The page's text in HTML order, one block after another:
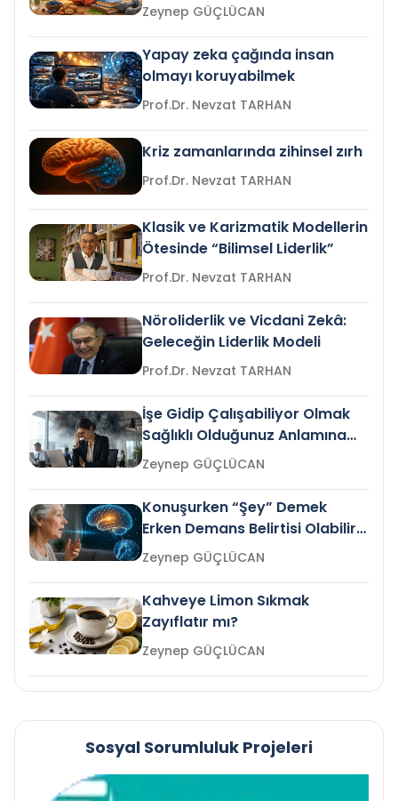
Zeynep GÜÇLÜCAN
Yapay zeka çağında insan
olmayı koruyabilmek
Prof.Dr. Nevzat TARHAN
Kriz zamanlarında zihinsel zırh
Prof.Dr. Nevzat TARHAN
Klasik ve Karizmatik Modellerin
Ötesinde “Bilimsel Liderlik”
Prof.Dr. Nevzat TARHAN
Nöroliderlik ve Vicdani Zekâ:
Geleceğin Liderlik Modeli
Prof.Dr. Nevzat TARHAN
İşe Gidip Çalışabiliyor Olmak
Sağlıklı Olduğunuz Anlamına
Gelir mi?Zeynep GÜÇLÜCAN
Konuşurken “Şey” Demek
Erken Demans Belirtisi Olabilir
mi?
Zeynep GÜÇLÜCAN
Kahveye Limon Sıkmak
Zayıflatır mı?
Zeynep GÜÇLÜCAN
Sosyal Sorumluluk Projeleri